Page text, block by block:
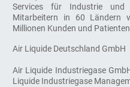
Services für Industrie
Mitarbeitern in 60 Ländern
Millionen Kunden und
Air Liquide Deutschland GmbH
Air Liquide Industriegase
Liquide Industriegase